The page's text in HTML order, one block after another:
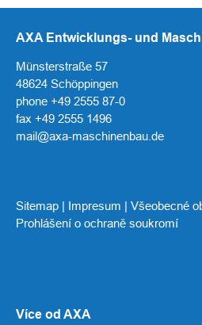
AXA Entwicklungs- und
Münsterstraße 57
48624 Schöppingen
phone +49 2555 87-0
fax +49 2555 1496
mail@axa-maschinenbau.de
Sitemap | Impresum | Všeobecné
Prohlášení o ochraně soukromí
Více od AXA